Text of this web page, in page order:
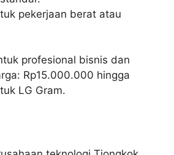
pekerjaan berat atau
profesional bisnis dan
Rp15.000.000 hingga
LG Gram.